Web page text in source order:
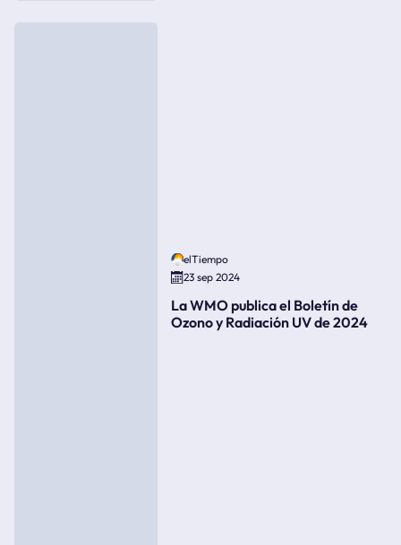
elTiempo
23 sep 2024
La WMO publica el Boletín de
Ozono y Radiación UV de 2024